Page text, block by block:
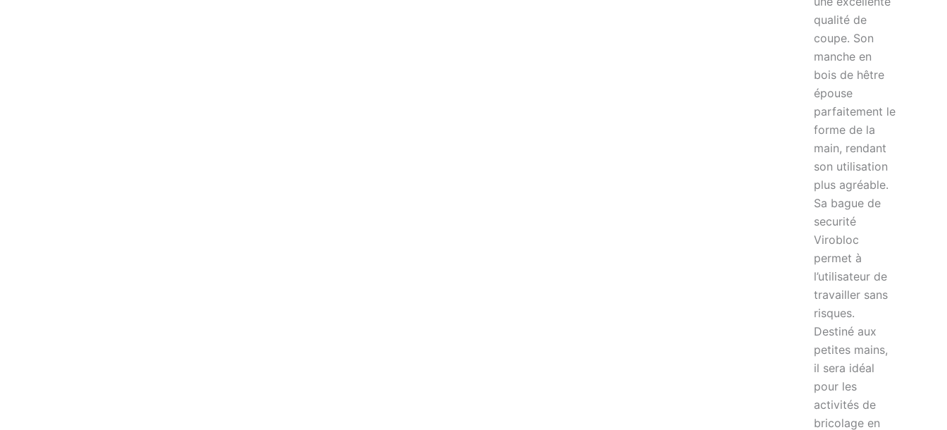
qualité de
coupe. Son
manche en
bois de hêtre
épouse
parfaitement le
forme de la
main, rendant
son utilisation
plus agréable.
Sa bague de
securité
Virobloc
permet à
l’utilisateur de
travailler sans
risques.
Destiné aux
petites mains,
il sera idéal
pour les
activités de
bricolage en